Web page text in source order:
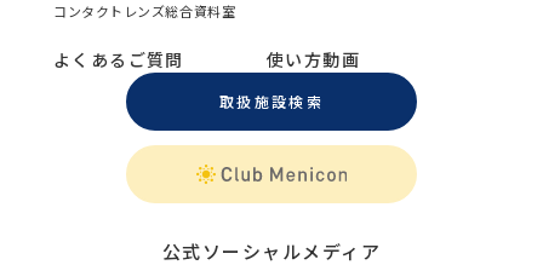
コンタクトレンズ総合資料室
よくあるご質問 使い方動画
取扱施設検索
公式ソーシャルメディア